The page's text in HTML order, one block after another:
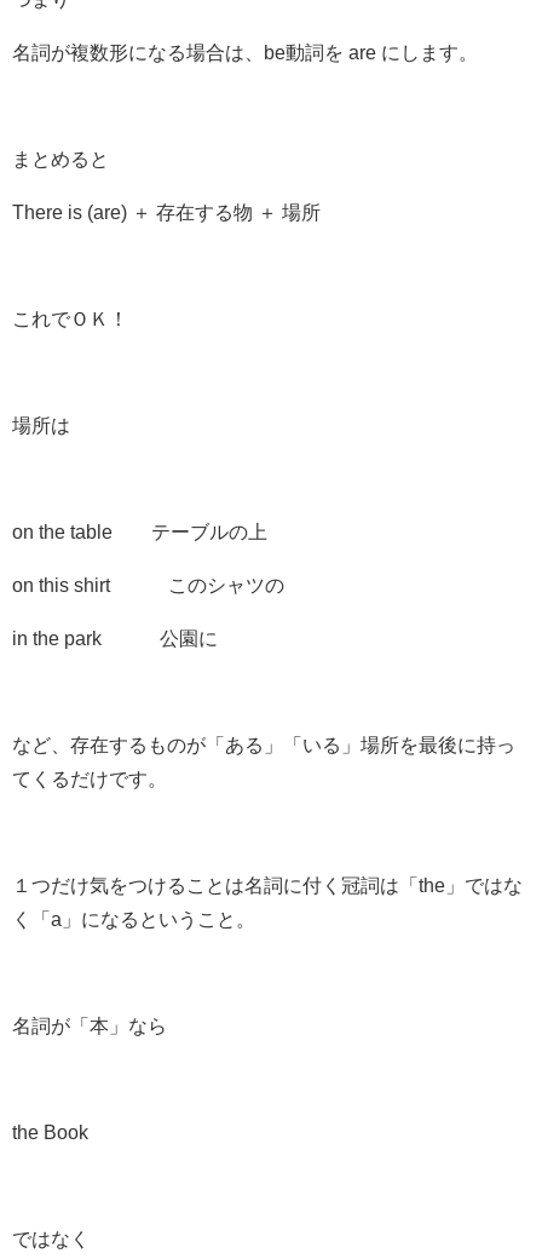
名詞が複数形になる場合は、be動詞を are にします。
まとめると
There is (are) ＋ 存在する物 ＋ 場所
これでＯＫ！
場所は
on the table テーブルの上
on this shirt このシャツの
in the park 公園に
など、存在するものが「ある」「いる」場所を最後に持っ
てくるだけです。
１つだけ気をつけることは名詞に付く冠詞は「the」ではな
く「 a 」になるということ。
名詞が「本」なら
the Book
ではなく